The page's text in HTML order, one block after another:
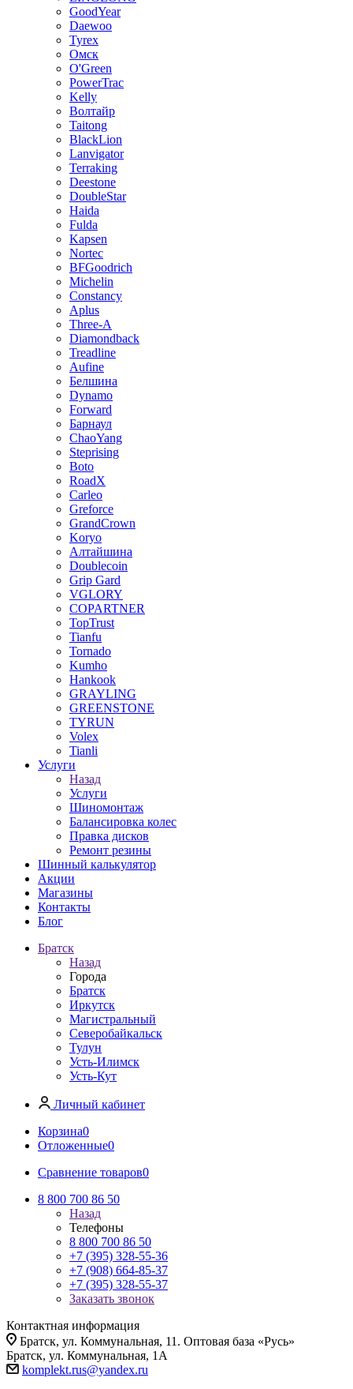
GoodYear
Daewoo
Tyrex
Омск
O'Green
PowerTrac
Kelly
Волтайр
Taitong
BlackLion
Lanvigator
Terraking
Deestone
DoubleStar
Haida
Fulda
Kapsen
Nortec
BFGoodrich
Michelin
Constancy
Aplus
Three-A
Diamondback
Treadline
Aufine
Белшина
Dynamo
Forward
Барнаул
ChaoYang
Steprising
Boto
RoadX
Carleo
Greforce
GrandCrown
Koryo
Алтайшина
Doublecoin
Grip Gard
VGLORY
COPARTNER
TopTrust
Tianfu
Tornado
Kumho
Hankook
GRAYLING
GREENSTONE
TYRUN
Volex
Tianli
Услуги
Назад
Услуги
Шиномонтаж
Балансировка колес
Правка дисков
Ремонт резины
Шинный калькулятор
Акции
Магазины
Контакты
Блог
Братск
Назад
Города
Братск
Иркутск
Магистральный
Северобайкальск
Тулун
Усть-Илимск
Усть-Кут
Личный кабинет
Корзина0
Отложенные0
Сравнение товаров0
8 800 700 86 50
Назад
Телефоны
8 800 700 86 50
+7 (395) 328-55-36
+7 (908) 664-85-37
+7 (395) 328-55-37
Заказать звонок
Контактная информация
Братск, ул. Коммунальная, 11. Оптовая база «Русь»
Братск, ул. Коммунальная, 1А
komplekt.rus@yandex.ru